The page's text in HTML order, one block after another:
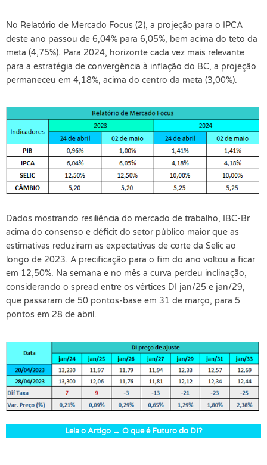
No Relatório de Mercado Focus (2), a projeção para o IPCA
deste ano passou de 6,04% para 6,05%, bem acima do teto da
meta (4,75%). Para 2024, horizonte cada vez mais relevante
para a estratégia de convergência à inflação do BC, a projeção
permaneceu em 4,18%, acima do centro da meta (3,00%).
Dados mostrando resiliência do mercado de trabalho, IBC-Br
acima do consenso e déficit do setor público maior que as
estimativas reduziram as expectativas de corte da Selic ao
longo de 2023. A precificação para o fim do ano voltou a ficar
em 12,50%. Na semana e no mês a curva perdeu inclinação,
considerando o spread entre os vértices DI jan/25 e jan/29,
que passaram de 50 pontos-base em 31 de março, para 5
pontos em 28 de abril.
Leia o Artigo → O que é Futuro do DI?